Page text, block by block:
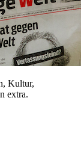
Kultur,
extra.